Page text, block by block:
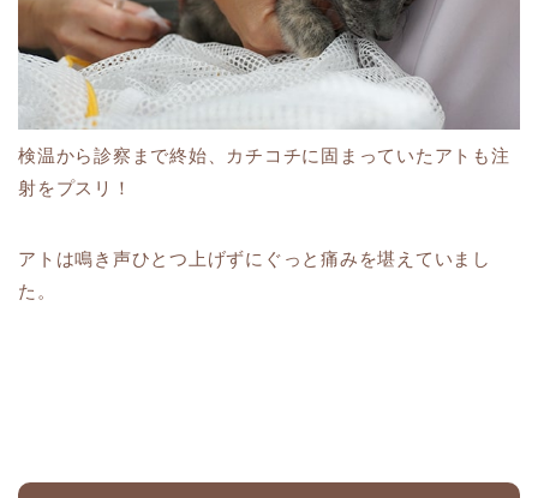
検温から診察まで終始、カチコチに固まっていたアトも注
射をプスリ！
アトは鳴き声ひとつ上げずにぐっと痛みを堪えていまし
た。